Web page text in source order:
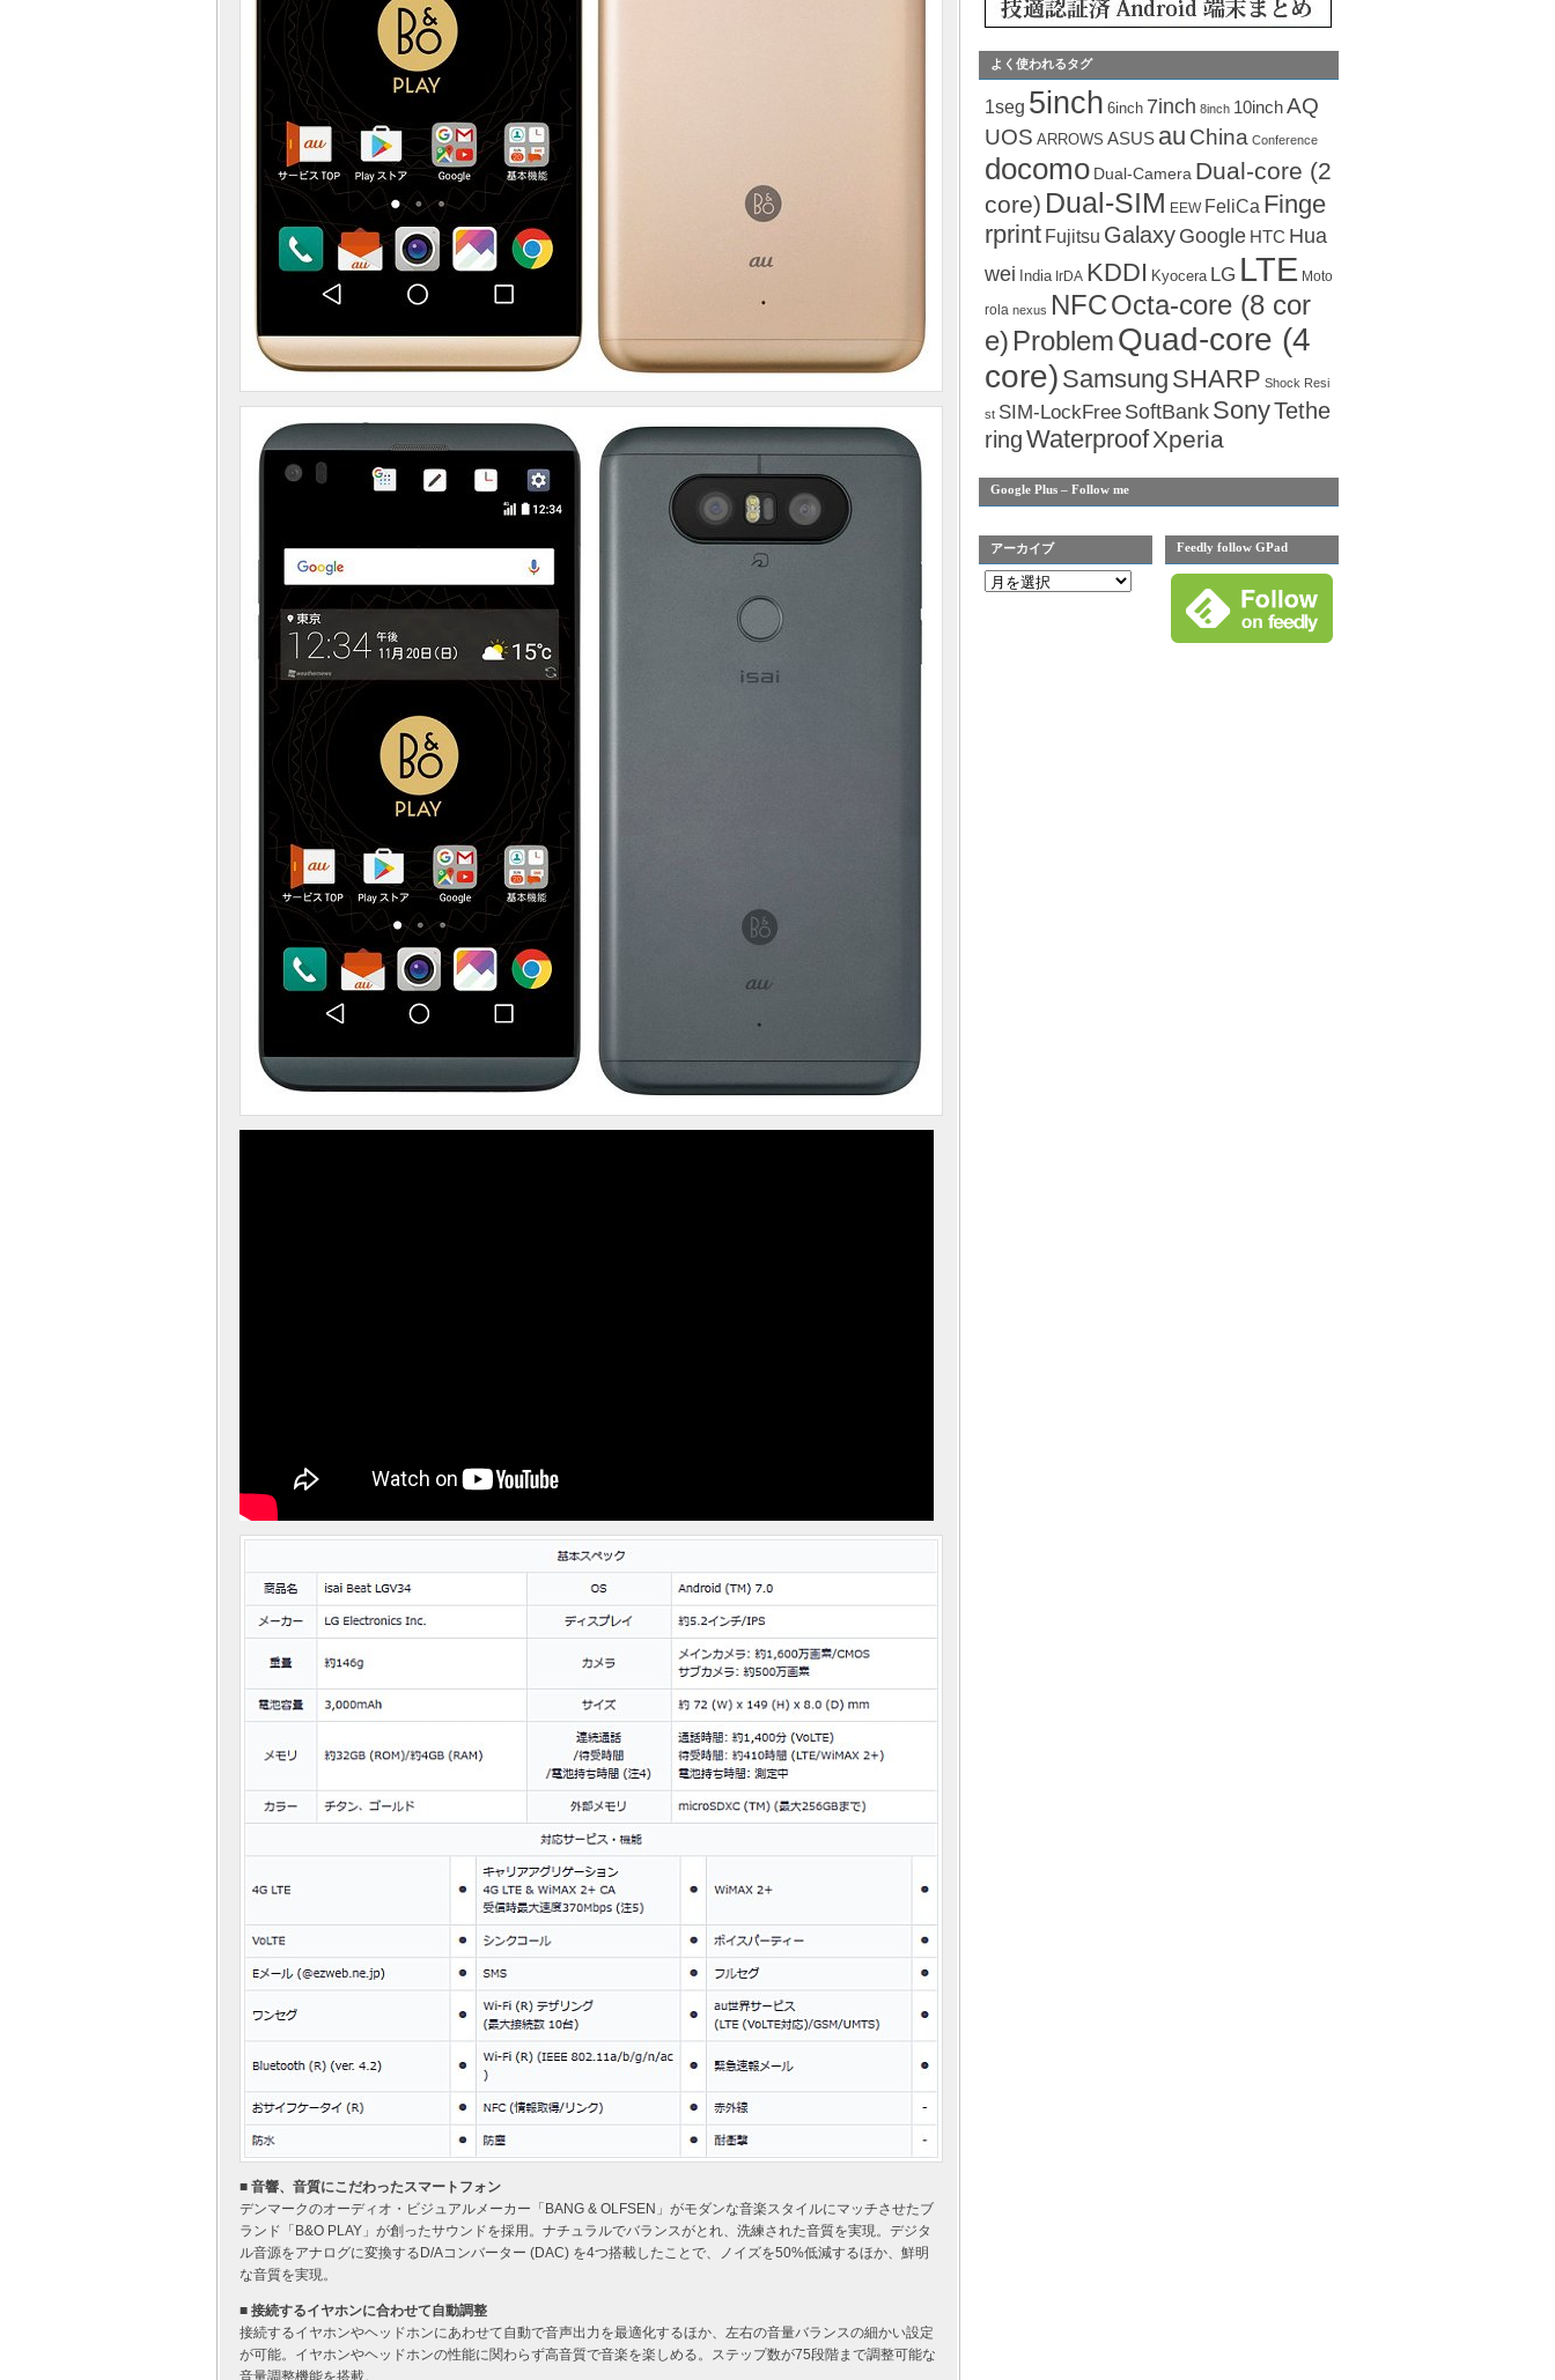
■ 音響、音質にこだわったスマートフォン
デンマークのオーディオ・ビジュアルメーカー「BANG & OLFSEN」がモダンな音楽スタイルにマッチさせたブ
ランド「B&O PLAY」が創ったサウンドを採用。ナチュラルでバランスがとれ、洗練された音質を実現。デジタ
ル音源をアナログに変換するD/Aコンバーター (DAC) を4つ搭載したことで、ノイズを50%低減するほか、鮮明
な音質を実現。
■ 接続するイヤホンに合わせて自動調整
接続するイヤホンやヘッドホンにあわせて自動で音声出力を最適化するほか、左右の音量バランスの細かい設定
が可能。イヤホンやヘッドホンの性能に関わらず高音質で音楽を楽しめる。ステップ数が75段階まで調整可能な
音量調整機能を搭載。
よく使われるタグ
1seg 5inch 6inch 7inch 8inch 10inchAQ
UOS ARROWS ASUS au China Conference
docomo Dual-Camera Dual-core (2
core) Dual-SIM EEW FeliCa Finge
rprint Fujitsu Galaxy Google HTC Hua
wei India IrDA KDDI Kyocera LG LTE Moto
rola nexus NFCOcta-core (8 cor
e) ProblemQuad-core (4
core) Samsung SHARP Shock Resi
st SIM-LockFree SoftBank SonyTethe
ringWaterproofXperia
Google Plus – Follow me
アーカイブ Feedly follow GPad